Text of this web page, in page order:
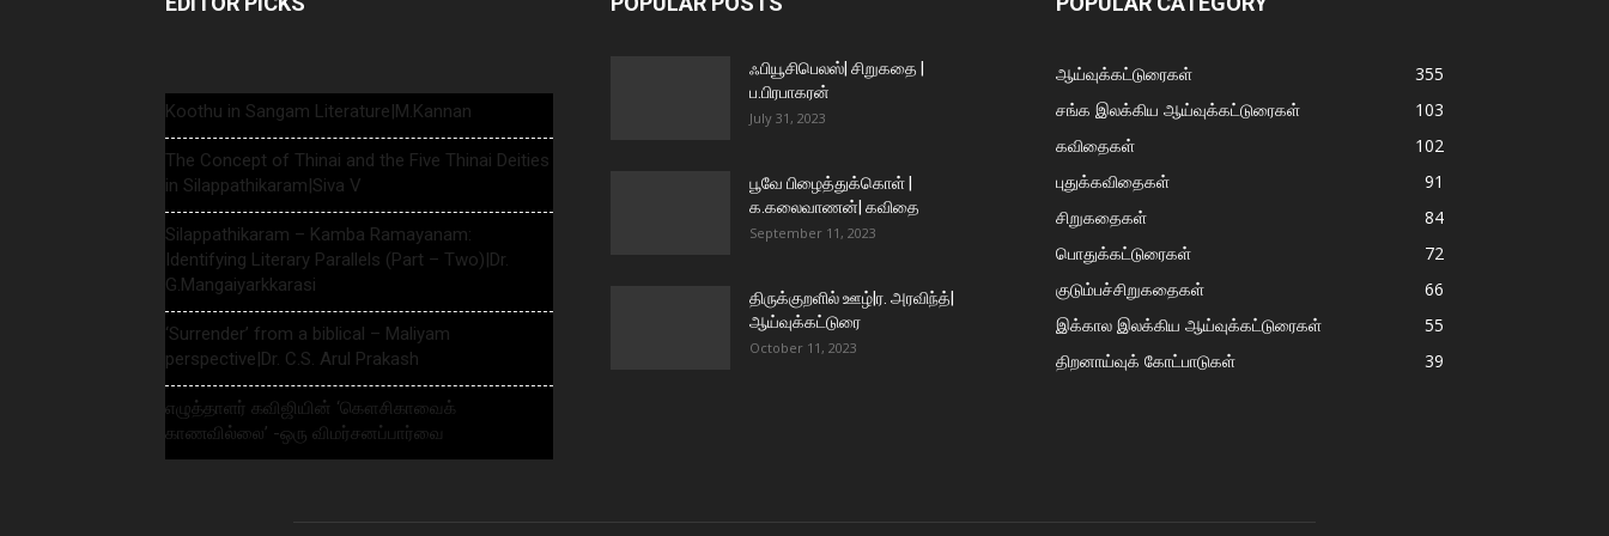
Koothu in Sangam Literature|M.Kannan
The Concept of Thinai and the Five Thinai Deities
in Silappathikaram|Siva V
Silappathikaram – Kamba Ramayanam:
Identifying Literary Parallels (Part – Two)|Dr.
G.Mangaiyarkkarasi
‘Surrender’ from a biblical – Maliyam
perspective|Dr. C.S. Arul Prakash
எழுத்தாளர் கவிஜியின் ‘கௌசிகாவைக்
காணவில்லை’ -ஒரு விமர்சனப்பார்வை
ஃபியூசிபெலஸ்| சிறுகதை |
ப.பிரபாகரன்
July 31, 2023
பூவே பிழைத்துக்கொள் |
க.கலைவாணன்| கவிதை
September 11, 2023
திருக்குறளில் ஊழ்|ர. அரவிந்த்|
ஆய்வுக்கட்டுரை
October 11, 2023
ஆய்வுக்கட்டுரைகள்
355
சங்க இலக்கிய ஆய்வுக்கட்டுரைகள்
103
கவிதைகள்
102
புதுக்கவிதைகள்
91
சிறுகதைகள்
84
பொதுக்கட்டுரைகள்
72
குடும்பச்சிறுகதைகள்
66
இக்கால இலக்கிய ஆய்வுக்கட்டுரைகள்
55
திறனாய்வுக் கோட்பாடுகள்
39